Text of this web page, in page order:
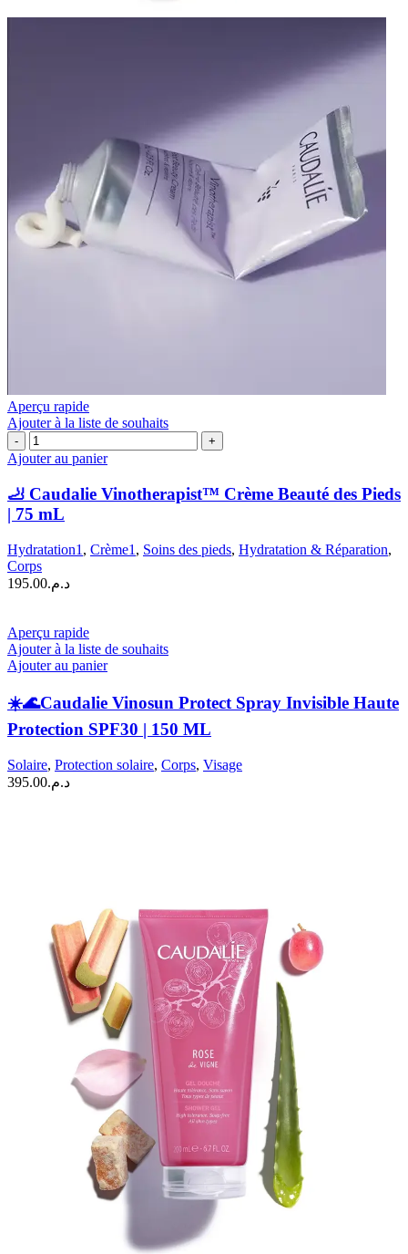
Aperçu rapide
Ajouter à la liste de souhaits
quantité
de
Caudalie
Vinotherapist™
Crème
des
Pieds
|
Ajouter au panier
🦶 Caudalie Vinotherapist™ Crème Beauté des Pieds
| 75 mL
Hydratation1 , Crème1 , Soins des pieds, Hydratation & Réparation,
Corps
د.م.195.00
Aperçu rapide
Ajouter à la liste de souhaits
Ajouter au panier
☀️🌊Caudalie Vinosun Protect Spray Invisible Haute
Protection SPF30 | 150 ML
Solaire, Protection solaire, Corps, Visage
د.م.395.00